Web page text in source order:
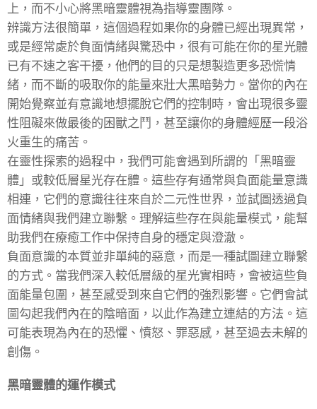
上，而不小心將黑暗靈體視為指導靈團隊。
辨識方法很簡單，這個過程如果你的身體已經出現異常，
或是經常處於負面情緒與驚恐中，很有可能在你的星光體
已有不速之客干擾，他們的目的只是想製造更多恐慌情
緒，而不斷的吸取你的能量來壯大黑暗勢力。當你的內在
開始覺察並有意識地想擺脫它們的控制時，會出現很多靈
性阻礙來做最後的困獸之鬥，甚至讓你的身體經歷一段浴
火重生的痛苦。
在靈性探索的過程中，我們可能會遇到所謂的「黑暗靈
體」或較低層星光存在體。這些存有通常與負面能量意識
相連，它們的意識往往來自於二元性世界，並試圖透過負
面情緒與我們建立聯繫。理解這些存在與能量模式，能幫
助我們在療癒工作中保持自身的穩定與澄澈。
負面意識的本質並非單純的惡意，而是一種試圖建立聯繫
的方式。當我們深入較低層級的星光實相時，會被這些負
面能量包圍，甚至感受到來自它們的強烈影響。它們會試
圖勾起我們內在的陰暗面，以此作為建立連結的方法。這
可能表現為內在的恐懼、憤怒、罪惡感，甚至過去未解的
創傷。
黑暗靈體的運作模式